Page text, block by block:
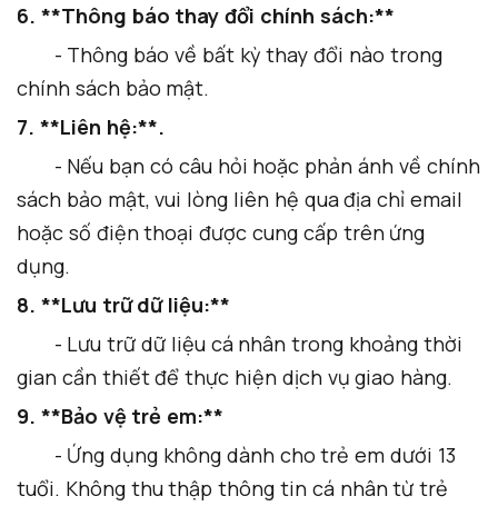
6. **Thông báo thay đổi chính sách:**
- Thông báo về bất kỳ thay đổi nào trong
chính sách bảo mật.
7. **Liên hệ:**.
- Nếu bạn có câu hỏi hoặc phản ánh về chính
sách bảo mật, vui lòng liên hệ qua địa chỉ email
hoặc số điện thoại được cung cấp trên ứng
dụng.
8. **Lưu trữ dữ liệu:**
- Lưu trữ dữ liệu cá nhân trong khoảng thời
gian cần thiết để thực hiện dịch vụ giao hàng.
9. **Bảo vệ trẻ em:**
- Ứng dụng không dành cho trẻ em dưới 13
tuổi. Không thu thập thông tin cá nhân từ trẻ